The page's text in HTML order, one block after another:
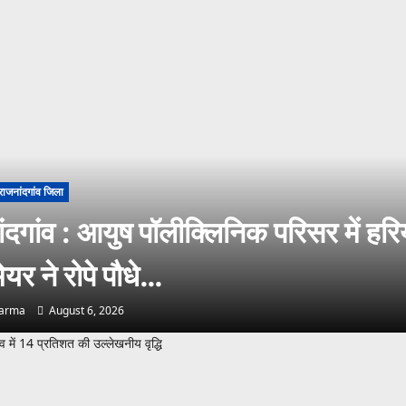
जिला
: आयुष पॉलीक्लिनिक परिसर में
ने रोपे पौधे…
August 6, 2026